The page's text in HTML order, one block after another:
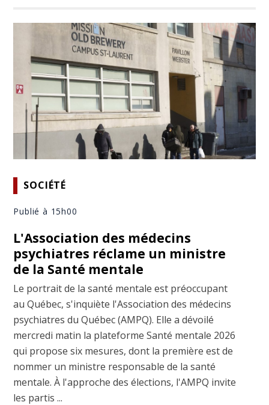
SOCIÉTÉ
Publié à 15h00
L'Association des médecins
psychiatres réclame un ministre
de la Santé mentale
Le portrait de la santé mentale est préoccupant
au Québec, s'inquiète l'Association des médecins
psychiatres du Québec (AMPQ). Elle a dévoilé
mercredi matin la plateforme Santé mentale 2026
qui propose six mesures, dont la première est de
nommer un ministre responsable de la santé
mentale. À l'approche des élections, l'AMPQ invite
les partis ...